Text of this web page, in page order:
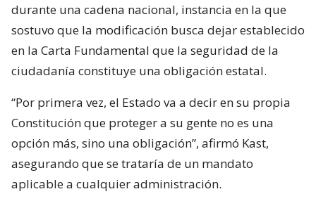
durante una cadena nacional, instancia en la que
sostuvo que la modificación busca dejar establecido
en la Carta Fundamental que la seguridad de la
ciudadanía constituye una obligación estatal.
“Por primera vez, el Estado va a decir en su propia
Constitución que proteger a su gente no es una
opción más, sino una obligación”, afirmó Kast,
asegurando que se trataría de un mandato
aplicable a cualquier administración.